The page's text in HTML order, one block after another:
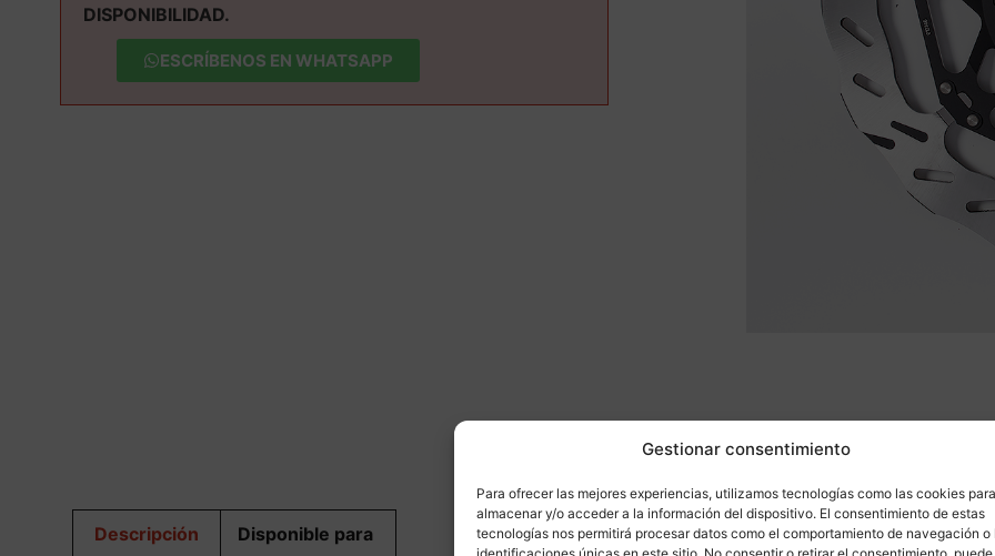
Gestionar consentimiento
Para ofrecer las mejores experiencias, utilizamos tecnologías como las cookies para
almacenar y/o acceder a la información del dispositivo. El consentimiento de estas
tecnologías nos permitirá procesar datos como el comportamiento de navegación o
DISPONIBILIDAD.
ESCRÍBENOS EN WHATSAPP
Más
Descripción Disponible para